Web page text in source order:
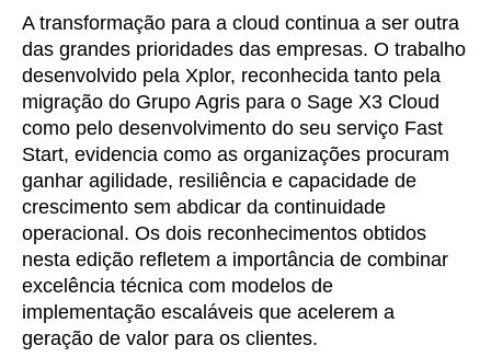
A transformação para a cloud continua a ser outra
das grandes prioridades das empresas. O trabalho
desenvolvido pela Xplor, reconhecida tanto pela
migração do Grupo Agris para o Sage X3 Cloud
como pelo desenvolvimento do seu serviço Fast
Start, evidencia como as organizações procuram
ganhar agilidade, resiliência e capacidade de
crescimento sem abdicar da continuidade
operacional. Os dois reconhecimentos obtidos
nesta edição refletem a importância de combinar
excelência técnica com modelos de
implementação escaláveis que acelerem a
geração de valor para os clientes.